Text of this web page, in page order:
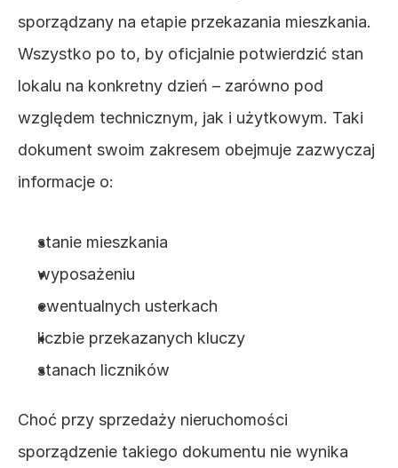
sporządzany na etapie przekazania mieszkania.
Wszystko po to, by oficjalnie potwierdzić stan
lokalu na konkretny dzień – zarówno pod
względem technicznym, jak i użytkowym. Taki
dokument swoim zakresem obejmuje zazwyczaj
informacje o:
stanie mieszkania
wyposażeniu
ewentualnych usterkach
liczbie przekazanych kluczy
stanach liczników
Choć przy sprzedaży nieruchomości
sporządzenie takiego dokumentu nie wynika